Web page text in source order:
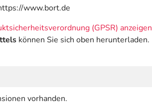
www.bort.de
(GPSR) anzeigen
können Sie sich oben herunterladen.
vorhanden.